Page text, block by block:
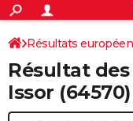
ACTUALITÉS
Politique
Société
Faits Divers
Education
Monde
Villes
+
SPORT
Coupe du monde 2026
Football
Tennis
Cyclisme
Rugby
Forum
Programme TV
TNT
Streaming
Cinéma
Sorties cinéma
Musique
+
FINANCE
Résultats
Résultat
Issor